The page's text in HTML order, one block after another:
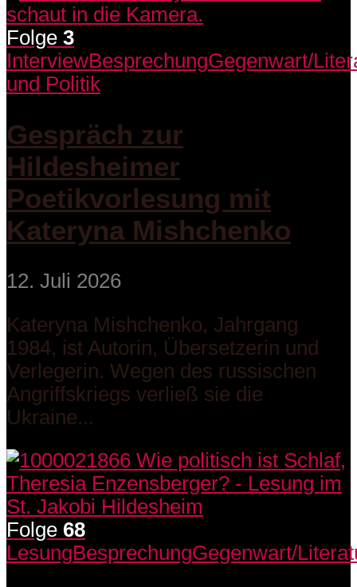
Folge 3
InterviewBesprechungGegenwart/
und Politik
Gespräch zur
Hildesheimer
Poetikvorlesung mit
Kateryna Mishchenko
12. Juli 2026
Kateryna Mishchenko, Jahrgang
1984, ist Autorin, Übersetzerin und
Verlegerin. Wegen des russischen
Angriffskriegs verließ sie die
Ukraine...
Folge 68
LesungBesprechungGegenwart/